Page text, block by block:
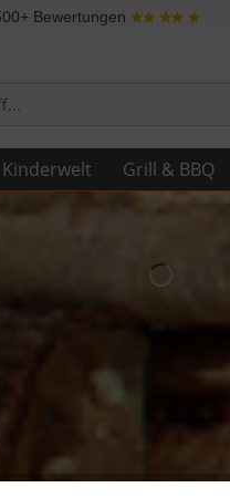
Bewertungen
Kinderwelt Grill & BBQ